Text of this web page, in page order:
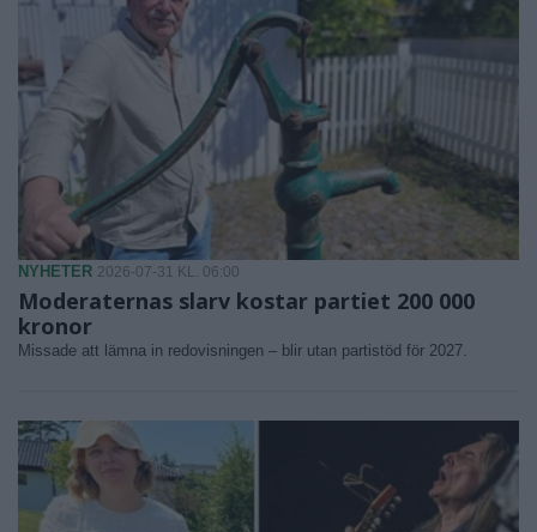
NYHETER 2026-07-31 KL. 06:00
Moderaternas slarv kostar partiet 200 000
kronor
Missade att lämna in redovisningen – blir utan partistöd för 2027.